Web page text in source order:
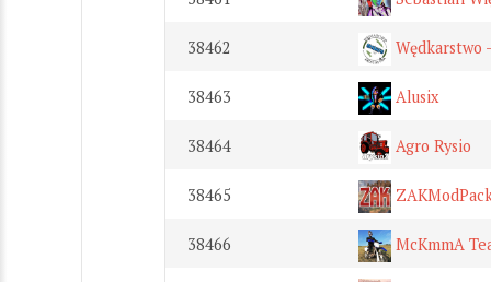
38462 Wędkarstwo
38463 Alusix
38464 Agro Rysio
38465
38466 McKmmA